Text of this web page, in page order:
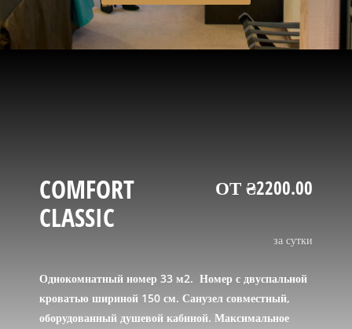
COMFORT
CLASSIC
ОТ ₴2200.00
за сутки
Однокомнатный номер 33 м2. Номер с двуспальной
кроватью шириной 150 см. Санузел совместный,
оборудованный душевой кабиной. Максимальное